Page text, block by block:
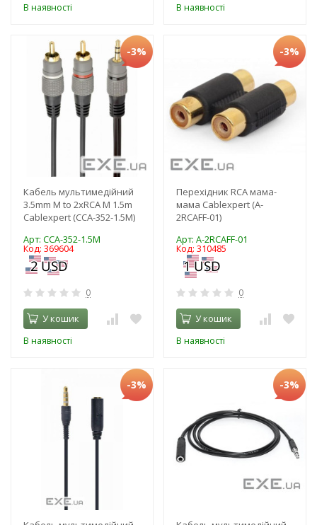
В наявності В наявності
-3%
Кабель мультимедійний
3.5mm M to 2xRCA M 1.5m
Cablexpert (CCA-352-1.5M)
Арт: CCA-352-1.5M
Код: 369604
0
У кошик
В наявності
-3%
Перехідник RCA мама-
мама Cablexpert (A-
2RCAFF-01)
Арт: A-2RCAFF-01
Код: 310485
0
У кошик
В наявності
-3% -3%